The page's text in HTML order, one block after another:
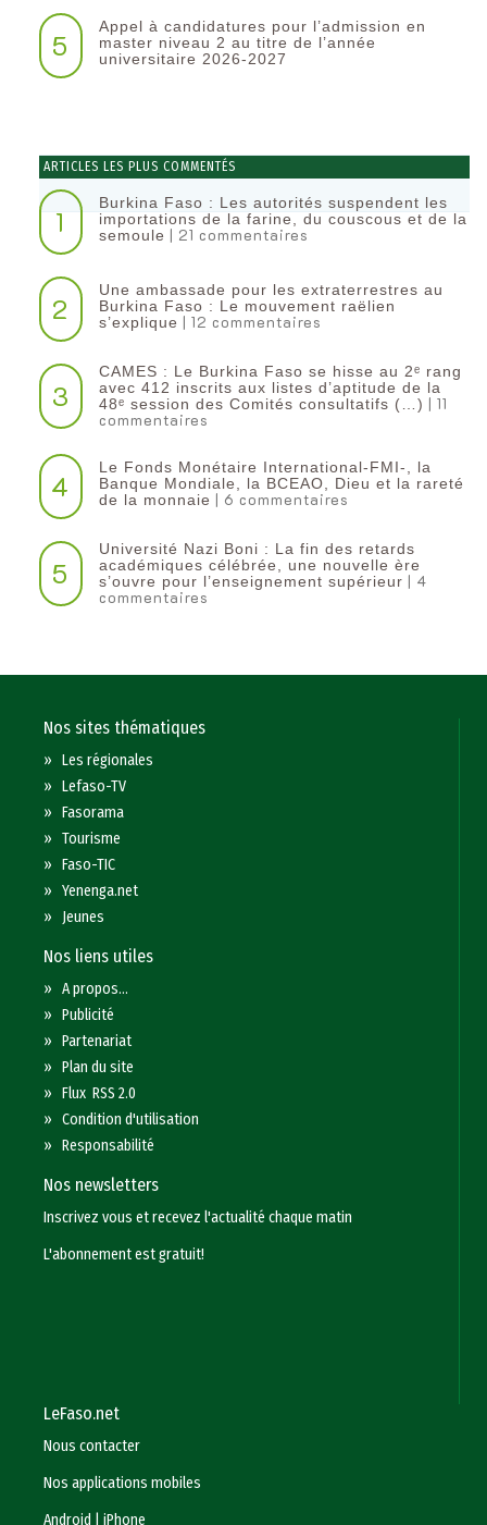
5
Appel à candidatures pour l’admission en
master niveau 2 au titre de l’année
universitaire 2026-2027
ARTICLES LES PLUS COMMENTÉS
1
Burkina Faso : Les autorités suspendent les
importations de la farine, du couscous et de la
semoule | 21 commentaires
2
Une ambassade pour les extraterrestres au
Burkina Faso : Le mouvement raëlien
s’explique | 12 commentaires
3
CAMES : Le Burkina Faso se hisse au 2ᵉ rang
avec 412 inscrits aux listes d’aptitude de la
48ᵉ session des Comités consultatifs (…) | 11
commentaires
4
Le Fonds Monétaire International-FMI-, la
Banque Mondiale, la BCEAO, Dieu et la rareté
de la monnaie | 6 commentaires
5
Université Nazi Boni : La fin des retards
académiques célébrée, une nouvelle ère
s’ouvre pour l’enseignement supérieur | 4
commentaires
Nos sites thématiques
»Les régionales
»Lefaso-TV
»Fasorama
»Tourisme
»Faso-TIC
»Yenenga.net
» Jeunes
Nos liens utiles
»A propos...
»Publicité
»Partenariat
»Plan du site
»Flux RSS 2.0
»Condition d'utilisation
»Responsabilité
Nos newsletters
Inscrivez vous et recevez l'actualité chaque matin
L'abonnement est gratuit!
LeFaso.net
Nous contacter
Nos applications mobiles
Android
|iPhone